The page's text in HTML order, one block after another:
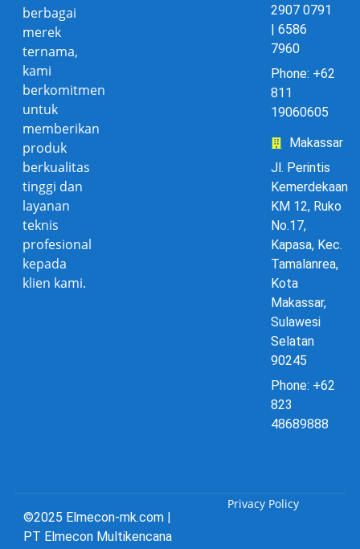
berbagai
merek
ternama,
kami
berkomitmen
untuk
memberikan
produk
berkualitas
tinggi dan
layanan
teknis
profesional
kepada
klien kami.
2907 0791
| 6586
7960
Phone: +62
811
19060605
Makassar
Jl. Perintis
Kemerdekaan
KM 12, Ruko
No.17,
Kapasa, Kec.
Tamalanrea,
Kota
Makassar,
Sulawesi
Selatan
90245
Phone: +62
823
48689888
©2025 Elmecon-mk.com |
PT Elmecon Multikencana
Privacy Policy